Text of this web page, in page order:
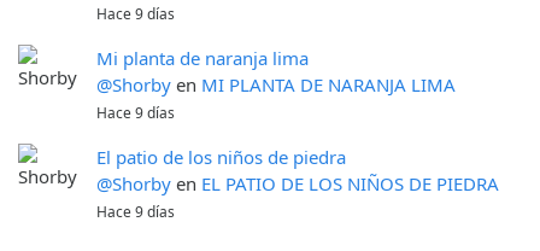
Hace 9 días
Mi planta de naranja lima
@Shorby en MI PLANTA DE NARANJA LIMA
Hace 9 días
El patio de los niños de piedra
@Shorby en EL PATIO DE LOS NIÑOS DE PIEDRA
Hace 9 días